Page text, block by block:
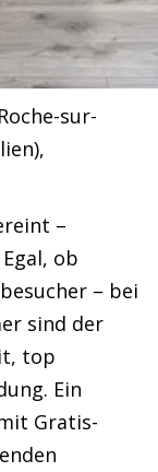
sur-
–
ob
– bei
sind der
top
Ein
Gratis-